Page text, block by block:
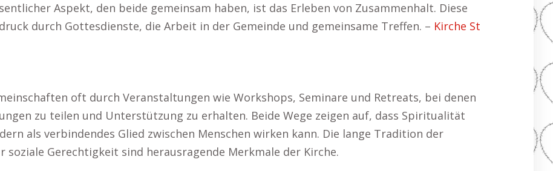
Aspekt, den beide gemeinsam haben, ist das Erleben von Zusammenhalt. Diese
durch Gottesdienste, die Arbeit in der Gemeinde und gemeinsame Treffen. – Kirche St
oft durch Veranstaltungen wie Workshops, Seminare und Retreats, bei denen
zu teilen und Unterstützung zu erhalten. Beide Wege zeigen auf, dass Spiritualität
als verbindendes Glied zwischen Menschen wirken kann. Die lange Tradition der
Gerechtigkeit sind herausragende Merkmale der Kirche.